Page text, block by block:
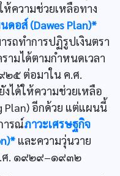
ความช่วยเหลือทาง
ดอส์ (Dawes Plan)*
ถทำการปฏิรูปเงินตรา
ามได้ตามกำหนดเวลา
๒๕ ต่อมาใน ค.ศ.
ได้ให้ความช่วยเหลือ
Plan) อีกด้วย แต่แผนนี้
ารณ์ภาวะเศรษฐกิจ
และความวุ่นวาย
.ศ. ๑๙๒๙–๑๙๓๒